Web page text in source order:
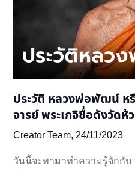
ประวัติ หลวงพ่อพัฒน์ ห
จารย์ พระเกจิชื่อดังวัด
Creator Team,24/11/2023
วันนี้จะพามาทำความรู้จักกั